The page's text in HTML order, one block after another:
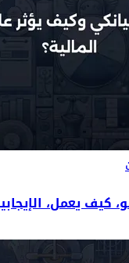
كيف يعمل،